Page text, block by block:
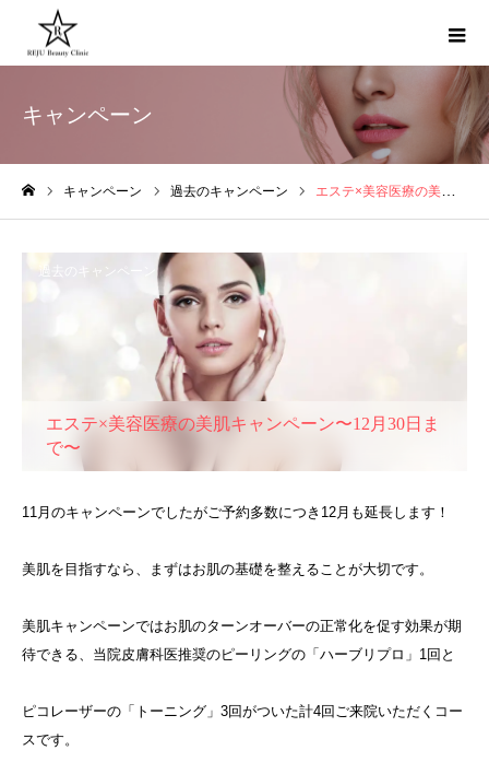
キャンペーン
キャンペーン 過去のキャンペーン エステ×美容医療の美肌キャンペーン〜12月30日まで〜
過去のキャンペーン
エステ×美容医療の美肌キャンペーン〜12月30日ま
で〜
11月のキャンペーンでしたがご予約多数につき12月も延長します！
美肌を目指すなら、まずはお肌の基礎を整えることが大切です。
美肌キャンペーンではお肌のターンオーバーの正常化を促す効果が期
待できる、当院皮膚科医推奨のピーリングの「ハーブリプロ」1回と
ピコレーザーの「トーニング」3回がついた計4回ご来院いただくコー
スです。